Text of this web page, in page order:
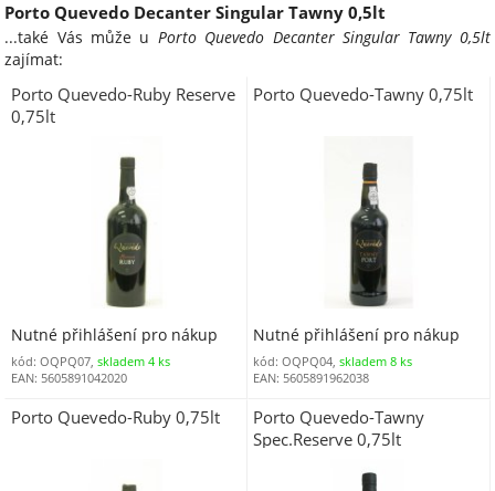
Porto Quevedo Decanter Singular Tawny 0,5lt
...také Vás může u Porto Quevedo Decanter Singular Tawny 0,5lt
zajímat:
Porto Quevedo-Ruby Reserve
0,75lt
Nutné přihlášení pro nákup
kód: OQPQ07, skladem 4 ks
EAN: 5605891042020
Porto Quevedo-Tawny 0,75lt
Nutné přihlášení pro nákup
kód: OQPQ04,skladem 8 ks
EAN: 5605891962038
Porto Quevedo-Ruby 0,75lt
Porto Quevedo-Tawny
Spec.Reserve 0,75lt